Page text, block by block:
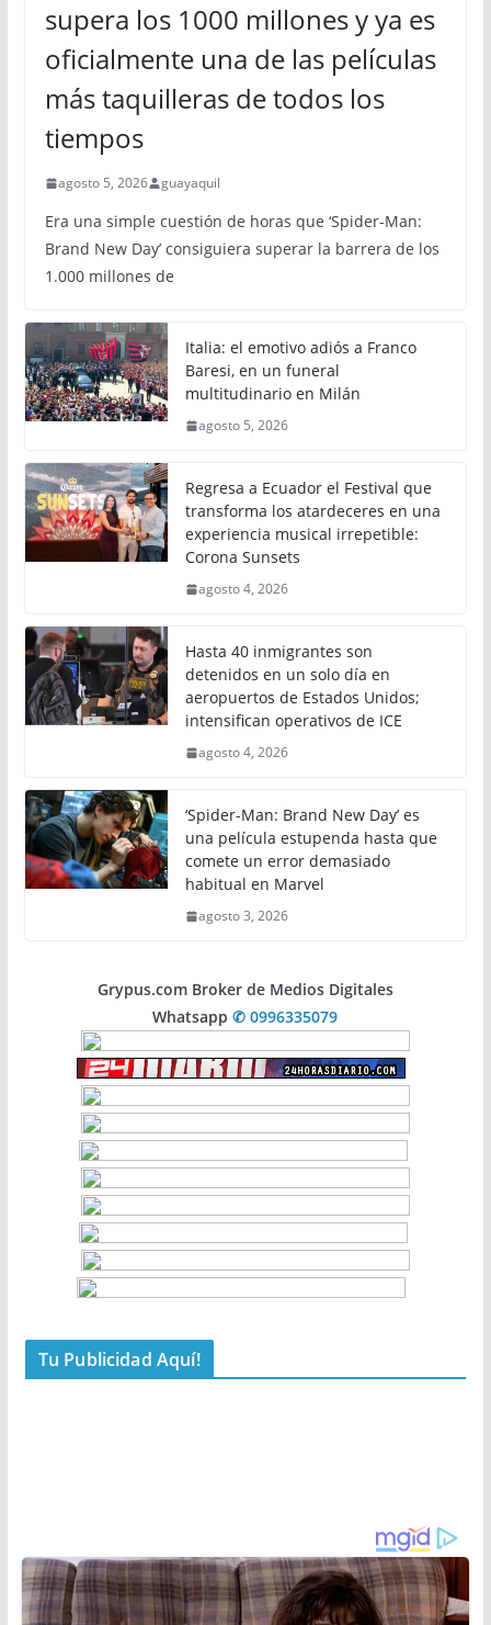
supera los 1000 millones y ya es
oficialmente una de las películas
más taquilleras de todos los
tiempos
agosto 5, 2026 guayaquil
Era una simple cuestión de horas que ‘Spider-Man:
Brand New Day’ consiguiera superar la barrera de los
1.000 millones de
Italia: el emotivo adiós a Franco
Baresi, en un funeral
multitudinario en Milán
agosto 5, 2026
Regresa a Ecuador el Festival que
transforma los atardeceres en una
experiencia musical irrepetible:
Corona Sunsets
agosto 4, 2026
Hasta 40 inmigrantes son
detenidos en un solo día en
aeropuertos de Estados Unidos;
intensifican operativos de ICE
agosto 4, 2026
‘Spider-Man: Brand New Day’ es
una película estupenda hasta que
comete un error demasiado
habitual en Marvel
agosto 3, 2026
Grypus.com Broker de Medios Digitales
Whatsapp✆ 0996335079
Tu Publicidad Aquí!